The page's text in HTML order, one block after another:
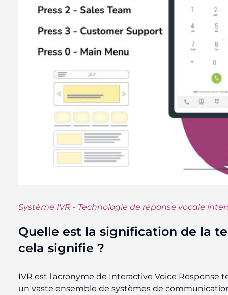
Système IVR - Technologie de réponse vocale
Quelle est la signification de la
cela signifie ?
IVR est l'acronyme de Interactive Voice
un vaste ensemble de systèmes de